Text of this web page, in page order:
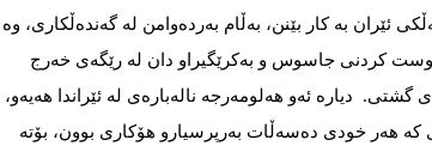
ئێران بە کار بێنن، بەڵام بەردەوامن لە گەندەڵکاری، وە
کردنی جاسوس و بەکرێگیراو دان لە رێگەی خەرج
دیارە ئەو هەلومەرجە نالەبارەی لە ئێراندا هەیەو،
کە هەر خودی دەسەڵات بەرپرسیارو هۆکاری بوون، بۆتە